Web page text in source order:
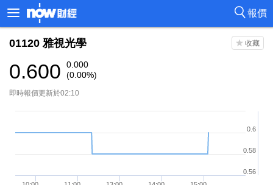
報價
01120 雅視光學
0.600
0.000
(0.00%)
即時報價更新於02:10